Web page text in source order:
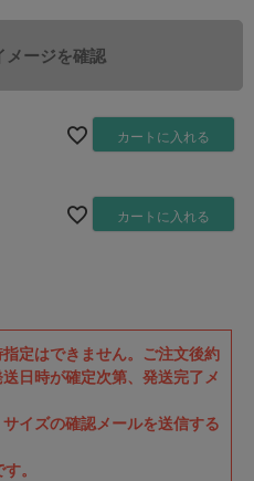
カートに入れる
カートに入れる
定はできません。ご注文後約
日時が確定次第、発送完了メ
イズの確認メールを送信する
。